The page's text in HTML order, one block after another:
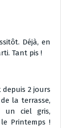
Déjà, en
Tant pis !
2 jours
la terrasse,
un ciel gris,
Printemps !